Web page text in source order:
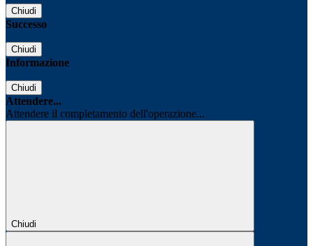
Chiudi
Successo
Chiudi
Informazione
Chiudi
Attendere...
Attendere il completamento dell'operazione...
Chiudi